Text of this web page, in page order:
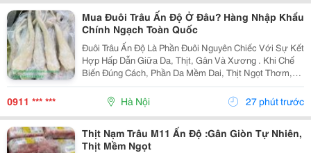
Mua Đuôi Trâu Ấn Độ Ở Đâu? Hàng Nhập Khẩu
Chính Ngạch Toàn Quốc
Đuôi Trâu Ấn Độ Là Phần Đuôi Nguyên Chiếc Với Sự Kết
Hợp Hấp Dẫn Giữa Da, Thịt, Gân Và Xương . Khi Chế
Biến Đúng Cách, Phần Da Mềm Dai, Thịt Ngọt Thơm,
Gân Có Độ Giòn Sần Sật Và Nước Dùng Đậm Vị Tự
Nhiên. Sản Phẩm Được Nhập Khẩu Chính Ngạch Từ
0911 *** *** Hà Nội 27 phút trước
Thịt Nạm Trâu M11 Ấn Độ :Gân Giòn Tự Nhiên,
Thịt Mềm Ngọt